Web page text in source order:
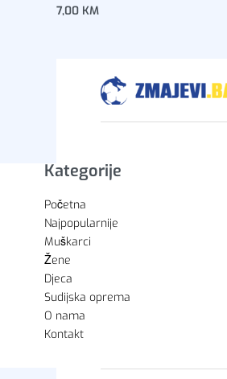
7,00 KM
Kategorije
Početna
Najpopularnije
Muškarci
Žene
Djeca
Sudijska oprema
O nama
Kontakt